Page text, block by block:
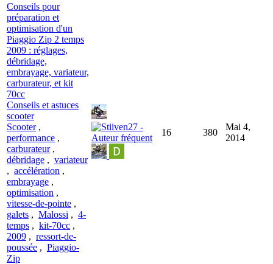
Conseils pour
préparation et
optimisation d'un
Piaggio Zip 2 temps
2009 : réglages,
débridage,
embrayage, variateur,
carburateur, et kit
70cc
Conseils et astuces
scooter
Scooter,
performance ,
carburateur,
débridage , variateur
, accélération ,
embrayage ,
optimisation ,
vitesse-de-pointe ,
galets , Malossi , 4-
temps , kit-70cc ,
2009 , ressort-de-
poussée , Piaggio-
Zip
16 380
Mai 4,
2014